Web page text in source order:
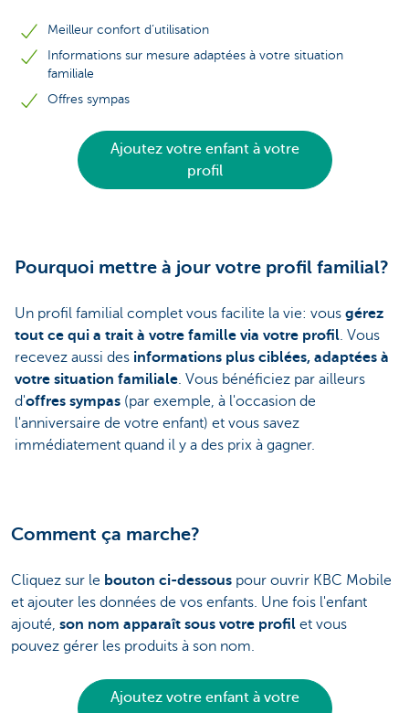
Meilleur confort d’utilisation
Informations sur mesure adaptées à votre situation
familiale
Offres sympas
Ajoutez votre enfant à votre
profil
Pourquoi mettre à jour votre profil familial?
Un profil familial complet vous facilite la vie: vous gérez
tout ce qui a trait à votre famille via votre profil. Vous
recevez aussi des informations plus ciblées, adaptées à
votre situation familiale. Vous bénéficiez par ailleurs
d'offres sympas (par exemple, à l'occasion de
l'anniversaire de votre enfant) et vous savez
immédiatement quand il y a des prix à gagner.
Comment ça marche?
Cliquez sur le bouton ci-dessous pour ouvrir KBC Mobile
et ajouter les données de vos enfants. Une fois l'enfant
ajouté, son nom apparaît sous votre profil et vous
pouvez gérer les produits à son nom.
Ajoutez votre enfant à votre